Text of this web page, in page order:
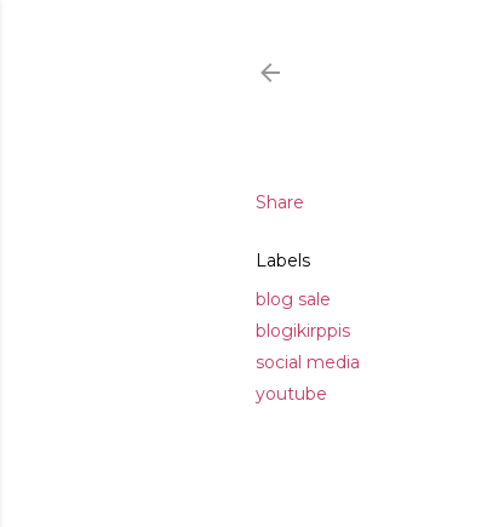
Share
Labels
blog sale
blogikirppis
social media
youtube